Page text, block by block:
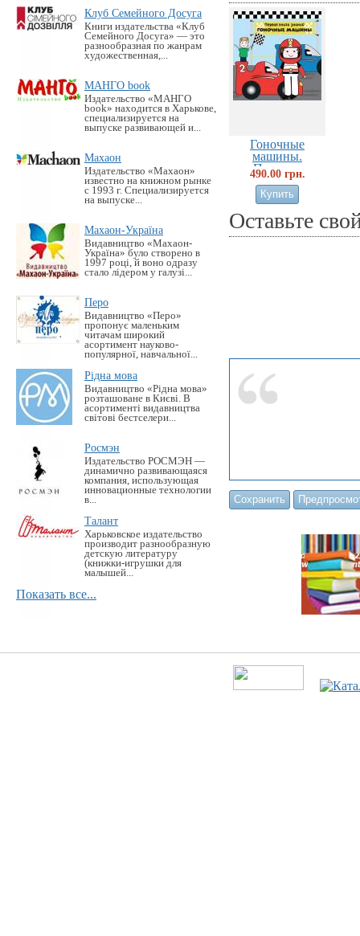
Клуб Семейного Досуга
Книги издательства «Клуб
Семейного Досуга» — это
разнообразная по жанрам
художественная,...
МАНГО book
Издательство «MАНГО
book» находится в Харькове,
специализируется на
выпуске развивающей и...
Махаон
Издательство «Махаон»
известно на книжном рынке
с 1993 г. Специализируется
на выпуске...
Махаон-Україна
Видавництво «Махаон-
Україна» було створено в
1997 році, й воно одразу
стало лідером у галузі...
Перо
Видавництво «Перо»
пропонує маленьким
читачам широкий
асортимент науково-
популярної, навчальної...
Рідна мова
Видавництво «Рідна мова»
розташоване в Києві. В
асортименті видавництва
світові бестселери...
Росмэн
Издательство РОСМЭН —
динамично развивающаяся
компания, использующая
инновационные технологии
в...
Талант
Харьковское издательство
производит разнообразную
детскую литературу
(книжки-игрушки для
малышей...
Показать все...
Гоночные
машины.
Первая...
490.00 грн.
Оставьте